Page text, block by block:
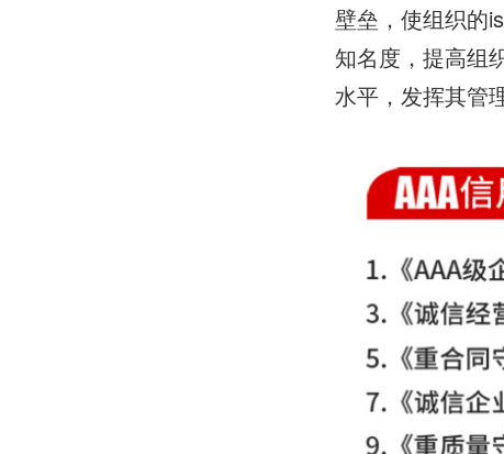
壁垒，使组织的
知名度，提高组
水平，发挥其管